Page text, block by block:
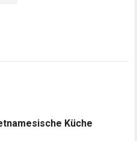
Küche